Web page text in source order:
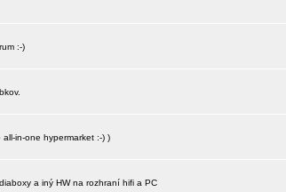
:-)
in-one hypermarket :-) )
a iný HW na rozhraní hifi a PC